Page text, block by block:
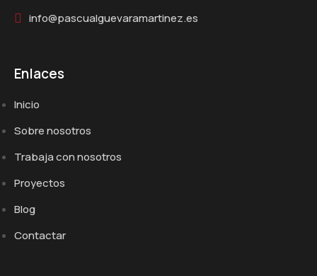
info@pascualguevaramartinez.es
Enlaces
Inicio
Sobre nosotros
Trabaja con nosotros
Proyectos
Blog
Contactar